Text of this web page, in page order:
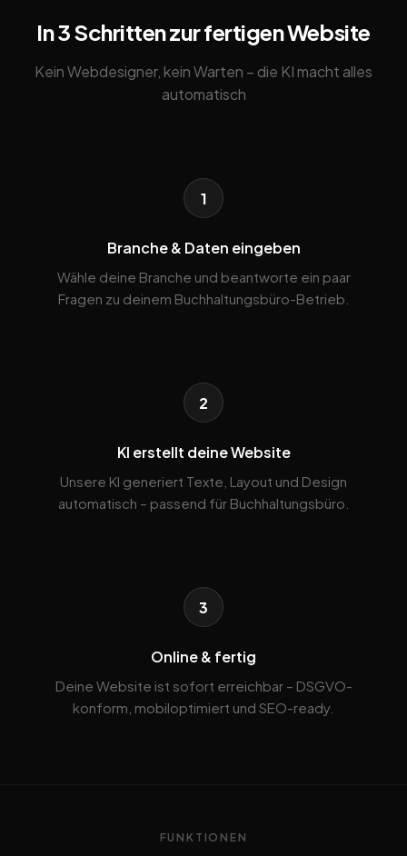
In 3 Schritten zur fertigen Website
Kein Webdesigner, kein Warten – die KI macht alles
automatisch
1
Branche & Daten eingeben
Wähle deine Branche und beantworte ein paar
Fragen zu deinem Buchhaltungsbüro-Betrieb.
2
KI erstellt deine Website
Unsere KI generiert Texte, Layout und Design
automatisch – passend für Buchhaltungsbüro.
3
Online & fertig
Deine Website ist sofort erreichbar – DSGVO-
konform, mobiloptimiert und SEO-ready.
FUNKTIONEN